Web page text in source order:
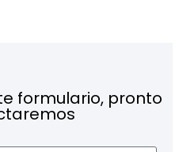
formulario, pronto